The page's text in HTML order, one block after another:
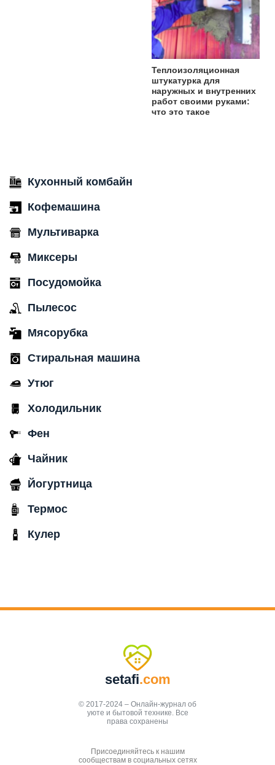
Теплоизоляционная
штукатурка для
наружных и внутренних
работ своими руками:
что это такое
Кухонный комбайн
Кофемашина
Мультиварка
Миксеры
Посудомойка
Пылесос
Мясорубка
Стиральная машина
Утюг
Холодильник
Фен
Чайник
Йогуртница
Термос
Кулер
setafi.com
© 2017-2024 – Онлайн-журнал об
уюте и бытовой технике. Все
права сохранены
Присоединяйтесь к нашим
сообществам в социальных сетях